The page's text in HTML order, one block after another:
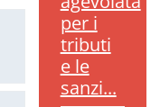
per i
tributi
e le
sanzi...